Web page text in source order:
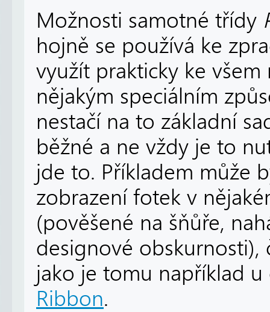
Možnosti samotné třídy
hojně se používá ke
využít prakticky ke
nějakým speciálním
nestačí na to základní
běžné a ne vždy je to
jde to. Příkladem může
zobrazení fotek v
(pověšené na šňůře,
designové obskurnosti),
jako je tomu například
Ribbon.